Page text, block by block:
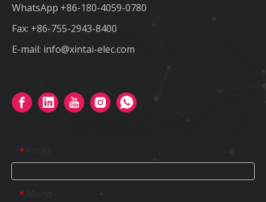
WhatsApp +86-180-4059-0780
Fax: +86-755-2943-8400
E-mail: info@xintai-elec.com
*
*